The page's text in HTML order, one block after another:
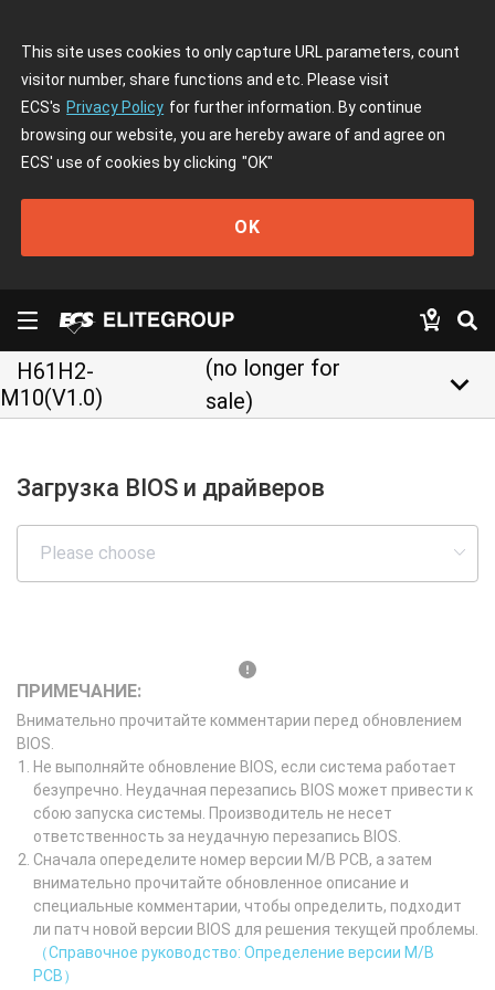
This site uses cookies to only capture URL parameters, count
visitor number, share functions and etc. Please visit
ECS's Privacy Policy for further information. By continue
browsing our website, you are hereby aware of and agree on
ECS' use of cookies by clicking "OK"
OK
H61H2-
M10(V1.0)
(no longer for
sale)
keyboard_arrow_down
Загрузка BIOS и драйверов
ПРИМЕЧАНИЕ:
Внимательно прочитайте комментарии перед обновлением
BIOS.
Не выполняйте обновление BIOS, если система работает
безупречно. Неудачная перезапись BIOS может привести к
сбою запуска системы. Производитель не несет
ответственность за неудачную перезапись BIOS.
Сначала опеределите номер версии M/B PCB, а затем
внимательно прочитайте обновленное описание и
специальные комментарии, чтобы определить, подходит
ли патч новой версии BIOS для решения текущей проблемы.
（Справочное руководство: Определение версии M/B
PCB）